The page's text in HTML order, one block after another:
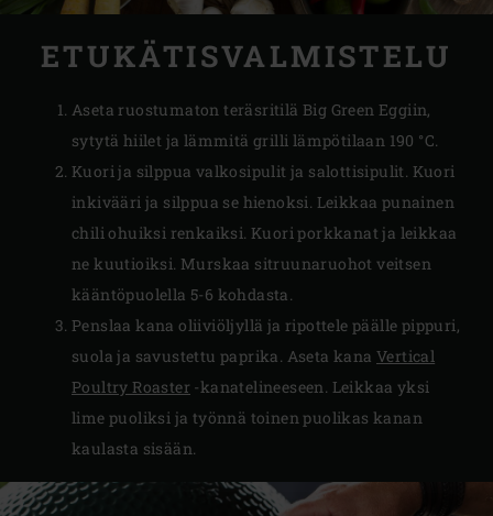
ETUKÄTISVALMISTELU
Aseta ruostumaton teräsritilä Big Green Eggiin,
sytytä hiilet ja lämmitä grilli lämpötilaan 190 °C.
Kuori ja silppua valkosipulit ja salottisipulit. Kuori
inkivääri ja silppua se hienoksi. Leikkaa punainen
chili ohuiksi renkaiksi. Kuori porkkanat ja leikkaa
ne kuutioiksi. Murskaa sitruunaruohot veitsen
kääntöpuolella 5-6 kohdasta.
Penslaa kana oliiviöljyllä ja ripottele päälle pippuri,
suola ja savustettu paprika. Aseta kana Vertical
Poultry Roaster -kanatelineeseen. Leikkaa yksi
lime puoliksi ja työnnä toinen puolikas kanan
kaulasta sisään.